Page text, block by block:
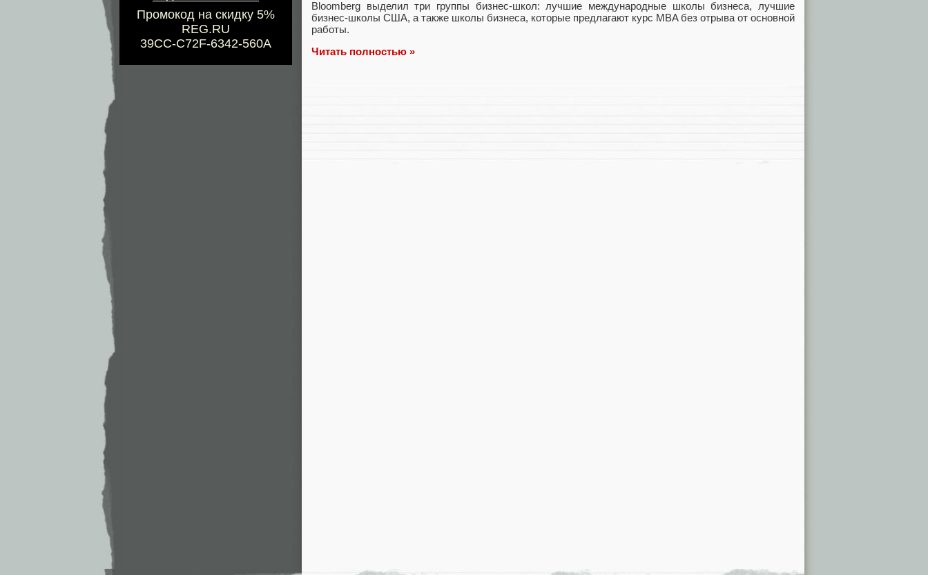
Промокод на скидку 5%
REG.RU
39CC-C72F-6342-560A
Bloomberg выделил три группы бизнес-школ: лучшие международные школы бизнеса, лучшие
бизнес-школы США, а также школы бизнеса, которые предлагают курс MBA без отрыва от основной
работы.
Читать полностью »